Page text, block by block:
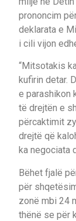
prononcim
deklarata e
i cili vijon
“Mitsotakis
kufirin detar.
e parashikon
të drejtën e
përcaktimit
drejtë që
ka negociata
Bëhet fjalë
për
zonë mbi 24
thënë se për